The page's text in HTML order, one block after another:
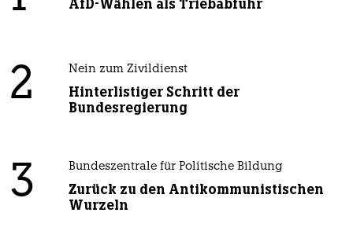
AfD-Wählen als Triebabfuhr
2 Nein zum Zivildienst
Hinterlistiger Schritt der
Bundesregierung
3 Bundeszentrale für Politische Bildung
Zurück zu den Antikommunistischen
Wurzeln